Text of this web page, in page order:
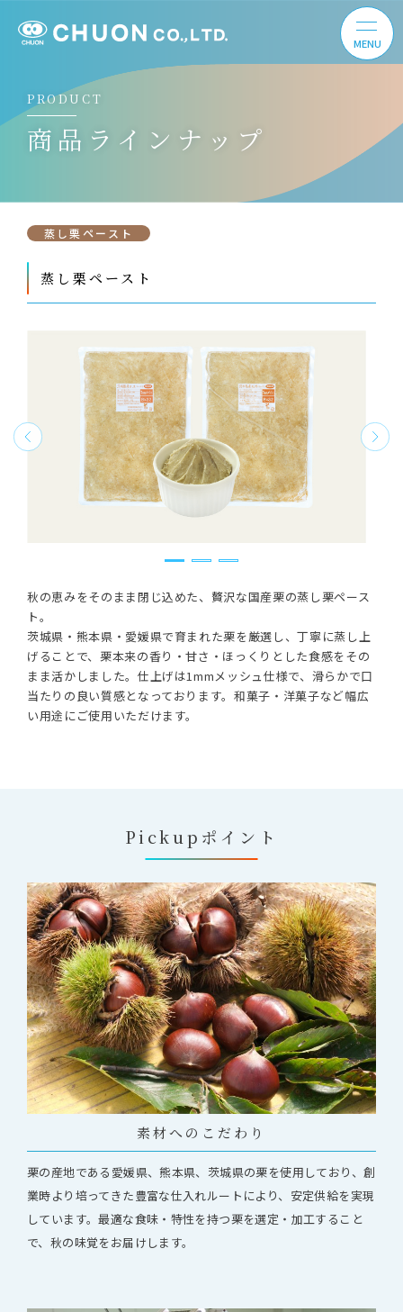
PRODUCT
商品ラインナップ
蒸し栗ペースト
蒸し栗ペースト
秋の恵みをそのまま閉じ込めた、贅沢な国産栗の蒸し栗ペース
ト。
茨城県・熊本県・愛媛県で育まれた栗を厳選し、丁寧に蒸し上
げることで、栗本来の香り・甘さ・ほっくりとした食感をその
まま活かしました。仕上げは1mmメッシュ仕様で、滑らかで口
当たりの良い質感となっております。和菓子・洋菓子など幅広
い用途にご使用いただけます。
Pickupポイント
素材へのこだわり
栗の産地である愛媛県、熊本県、茨城県の栗を使用しており、創
業時より培ってきた豊富な仕入れルートにより、安定供給を実現
しています。最適な食味・特性を持つ栗を選定・加工すること
で、秋の味覚をお届けします。